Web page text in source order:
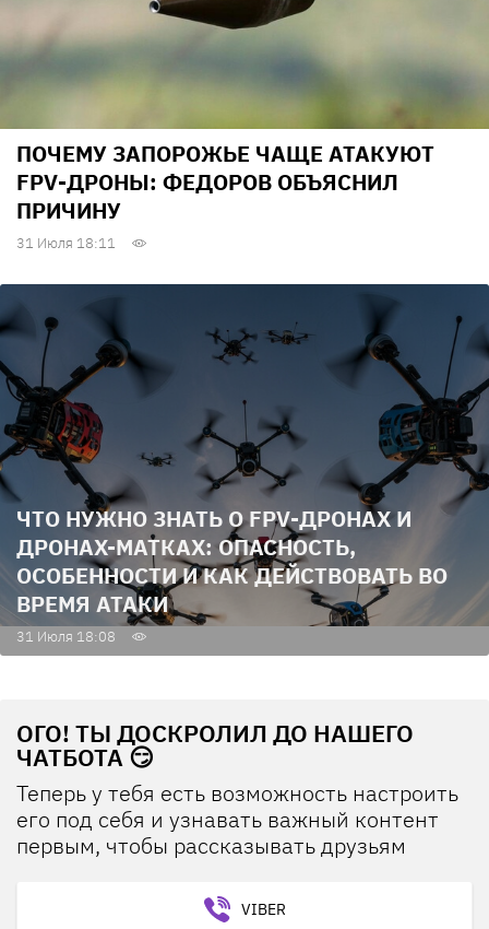
ПОЧЕМУ ЗАПОРОЖЬЕ ЧАЩЕ АТАКУЮТ
FPV-ДРОНЫ: ФЕДОРОВ ОБЪЯСНИЛ
ПРИЧИНУ
31 Июля 18:11
ЧТО НУЖНО ЗНАТЬ О FPV-ДРОНАХ И
ДРОНАХ-МАТКАХ: ОПАСНОСТЬ,
ОСОБЕННОСТИ И КАК ДЕЙСТВОВАТЬ ВО
ВРЕМЯ АТАКИ
31 Июля 18:08
ОГО! ТЫ ДОСКРОЛИЛ ДО НАШЕГО
ЧАТБОТА 😏
Теперь у тебя есть возможность настроить
его под себя и узнавать важный контент
первым, чтобы рассказывать друзьям
VIBER